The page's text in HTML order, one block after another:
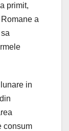
primit,
a
in
consum